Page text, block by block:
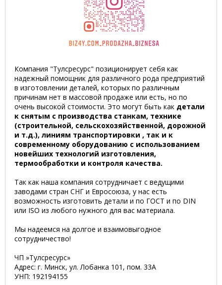
Компания "Тулсресурс" позиционирует себя как
надежный помощник для различного рода предприятий
в изготовлении деталей, которых по различным
причинам нет в массовой продаже или есть, но по
очень высокой стоимости. Это могут быть как детали
к снятым с производства станкам, технике
(строительной, сельскохозяйственной, дорожной
и т.д.), линиям транспортировки , так и к
современному оборудованию с использованием
новейших технологий изготовления,
термообработки и контроля качества.
Так как наша компания сотрудничает с ведущими
заводами стран СНГ и Евросоюза, у нас есть
возможность изготовить детали и по ГОСТ и по DIN
или ISO из любого нужного для вас материала.
Мы надеемся на долгое и взаимовыгодное
сотрудничество!
ЧП »Тулсресурс»
Адрес: г. Минск, ул. Лобанка 101, пом. 33А
УНП: 192194155